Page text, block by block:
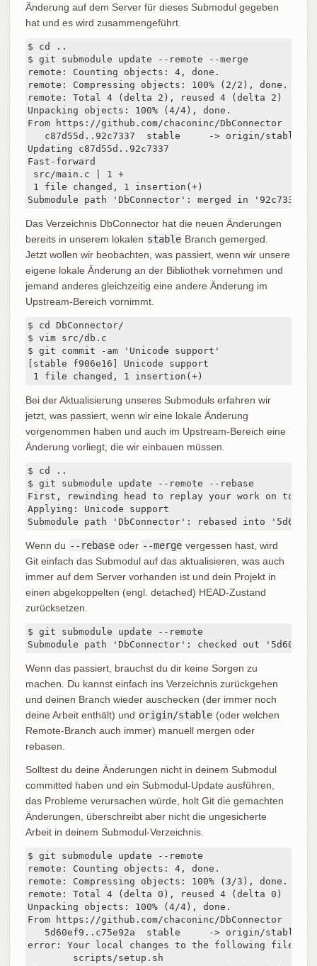
Änderung auf dem Server für dieses Submodul gegeben
hat und es wird zusammengeführt.
$ cd ..
$ git submodule update --remote --merge
remote: Counting objects: 4, done.
remote: Compressing objects: 100% (2/2), done.
remote: Total 4 (delta 2), reused 4 (delta 2)
Unpacking objects: 100% (4/4), done.
From https://github.com/chaconinc/DbConnector
   c87d55d..92c7337  stable     -> origin/stable
Updating c87d55d..92c7337
Fast-forward
src/main.c | 1 +
1 file changed, 1 insertion(+)
Submodule path 'DbConnector': merged in
Das Verzeichnis DbConnector hat die neuen Änderungen
bereits in unserem lokalen stable Branch gemerged.
Jetzt wollen wir beobachten, was passiert, wenn wir unsere
eigene lokale Änderung an der Bibliothek vornehmen und
jemand anderes gleichzeitig eine andere Änderung im
Upstream-Bereich vornimmt.
$ cd DbConnector/
$ vim src/db.c
$ git commit -am 'Unicode support'
[stable f906e16] Unicode support
1 file changed, 1 insertion(+)
Bei der Aktualisierung unseres Submoduls erfahren wir
jetzt, was passiert, wenn wir eine lokale Änderung
vorgenommen haben und auch im Upstream-Bereich eine
Änderung vorliegt, die wir einbauen müssen.
$ cd ..
$ git submodule update --remote --rebase
First, rewinding head to replay your work on top
Applying: Unicode support
Submodule path 'DbConnector': rebased into
Wenn du --rebase oder --merge vergessen hast, wird
Git einfach das Submodul auf das aktualisieren, was auch
immer auf dem Server vorhanden ist und dein Projekt in
einen abgekoppelten (engl. detached) HEAD-Zustand
zurücksetzen.
$ git submodule update --remote
Submodule path 'DbConnector': checked out
Wenn das passiert, brauchst du dir keine Sorgen zu
machen. Du kannst einfach ins Verzeichnis zurückgehen
und deinen Branch wieder auschecken (der immer noch
deine Arbeit enthält) und origin/stable (oder welchen
Remote-Branch auch immer) manuell mergen oder
rebasen.
Solltest du deine Änderungen nicht in deinem Submodul
committed haben und ein Submodul-Update ausführen,
das Probleme verursachen würde, holt Git die gemachten
Änderungen, überschreibt aber nicht die ungesicherte
Arbeit in deinem Submodul-Verzeichnis.
$ git submodule update --remote
remote: Counting objects: 4, done.
remote: Compressing objects: 100% (3/3), done.
remote: Total 4 (delta 0), reused 4 (delta 0)
Unpacking objects: 100% (4/4), done.
From https://github.com/chaconinc/DbConnector
   5d60ef9..c75e92a  stable     -> origin/stable
error: Your local changes to the following files